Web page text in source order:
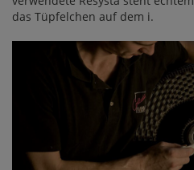
das Tüpfelchen auf dem i.